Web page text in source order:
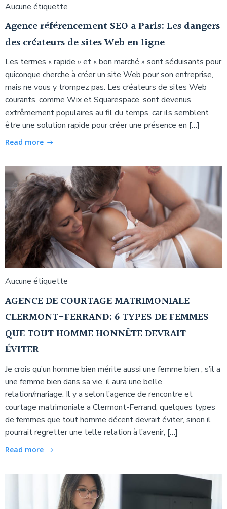
Aucune étiquette
Agence référencement SEO a Paris: Les dangers
des créateurs de sites Web en ligne
Les termes « rapide » et « bon marché » sont séduisants pour
quiconque cherche à créer un site Web pour son entreprise,
mais ne vous y trompez pas. Les créateurs de sites Web
courants, comme Wix et Squarespace, sont devenus
extrêmement populaires au fil du temps, car ils semblent
être une solution rapide pour créer une présence en […]
Read more
Aucune étiquette
AGENCE DE COURTAGE MATRIMONIALE
CLERMONT-FERRAND: 6 TYPES DE FEMMES
QUE TOUT HOMME HONNÊTE DEVRAIT
ÉVITER
Je crois qu’un homme bien mérite aussi une femme bien ; s’il a
une femme bien dans sa vie, il aura une belle
relation/mariage. Il y a selon l’agence de rencontre et
courtage matrimoniale a Clermont-Ferrand, quelques types
de femmes que tout homme décent devrait éviter, sinon il
pourrait regretter une telle relation à l’avenir, […]
Read more